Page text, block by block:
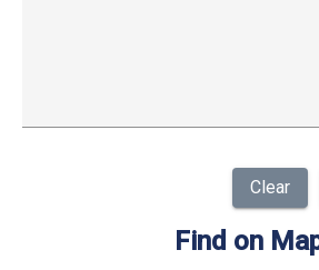
Clear
Find on